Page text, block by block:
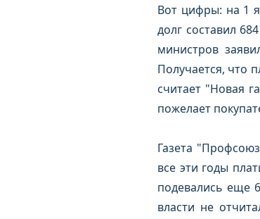
Вот цифры: на 1
долг составил
министров
Получается, что
считает "Новая
пожелает
Газета
все эти годы
подевались еще
власти не